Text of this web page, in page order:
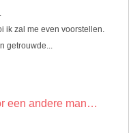
ik zal me even voorstellen.
getrouwde...
een andere man…